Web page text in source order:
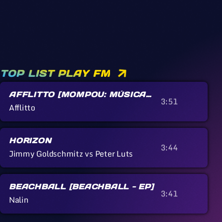
TOP LIST PLAY FM
AFFLITTO [MOMPOU: MÚSICA
CALLADA]
Afflitto 3:51
HORIZON
Jimmy Goldschmitz vs Peter Luts 3:44
BEACHBALL [BEACHBALL - EP]
Nalin 3:41